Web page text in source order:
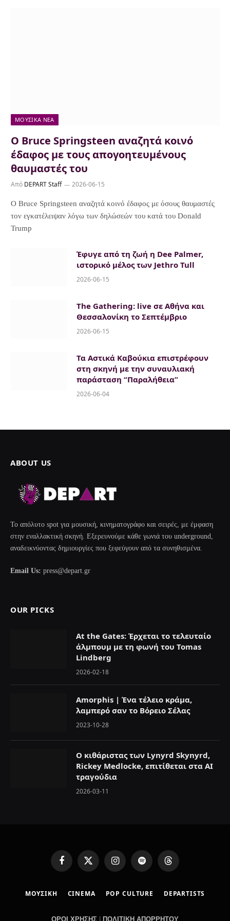
ΜΟΥΣΙΚΆ ΝΈΑ
Ο Bruce Springsteen αναζητά κοινό
έδαφος με τους απογοητευμένους
θαυμαστές του
Από DEPART Staff 2026-06-15
Ο Bruce Springsteen αναζητά κοινό έδαφος με όσους θαυμαστές
τον εγκατέλειψαν λόγω των δηλώσεών του κατά του Donald
Trump
Έφυγε από τη ζωή η Dee Palmer,
ιστορικό μέλος των Jethro Tull
2026-06-15
The Gathering: live σε Αθήνα και
Θεσσαλονίκη το Σεπτέμβριο
2026-06-15
Τα Αστικά Καβούκια επιστρέφουν
στη σκηνή με την συναυλιακή
παράσταση “Παραλήθεια”
2026-06-04
ABOUT US
Το απόλυτο spot για μουσική, κινηματογράφο και σειρές, με έμφαση
στην εναλλακτική σκηνή. Εξερευνούμε κάθε γωνιά του underground,
αναδεικνύοντας δημιουργίες που ξεφεύγουν από τα συνηθισμένα.
Email Us: press@depart.gr
OUR PICKS
At the Gates: Έρχεται το τελευταίο
άλμπουμ με τη φωνή του Tomas
Lindberg
2026-02-18
Amorphis | Ένα τέλειο κράμα,
λαμπερό σαν το Βόρειο Σέλας
2023-10-28
Ο κιθάριστας των Lynyrd Skynyrd,
Rickey Medlocke, επιτίθεται στα AI
τραγούδια
2026-03-11
F
X
w
I
t
S
t
T
e
ΜΟΥΣΙΚΗ CINEMA POP CULTURE DEPARTISTS
ΟΡΟΙ ΧΡΗΣΗΣ ΠΟΛΙΤΙΚΗ ΑΠΟΡΡΗΤΟΥ